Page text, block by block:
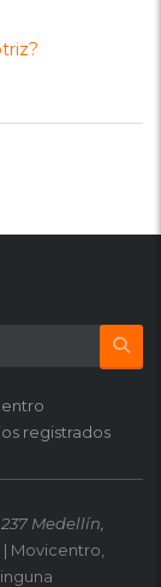
registrados
Medellín,
Movicentro,